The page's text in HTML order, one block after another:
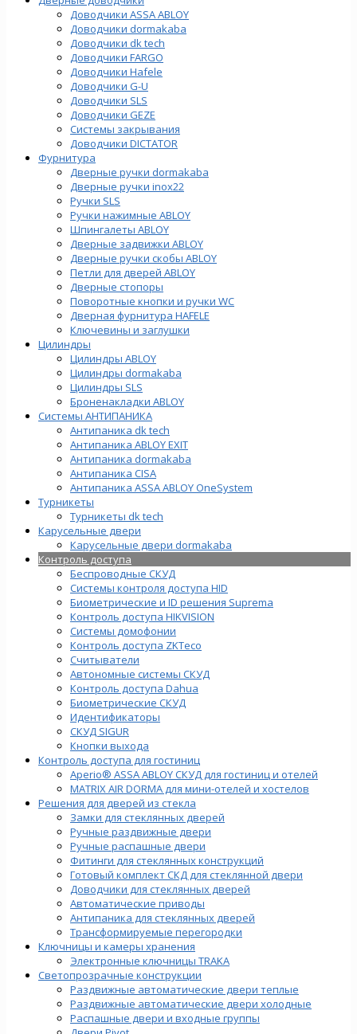
Доводчики ASSA ABLOY
Доводчики dormakaba
Доводчики dk tech
Доводчики FARGO
Доводчики Hafele
Доводчики G-U
Доводчики SLS
Доводчики GEZE
Cистемы закрывания
Доводчики DICTATOR
Фурнитура
Дверные ручки dormakaba
Дверные ручки inox22
Ручки SLS
Ручки нажимные ABLOY
Шпингалеты ABLOY
Дверные задвижки ABLOY
Дверные ручки скобы ABLOY
Петли для дверей ABLOY
Дверные стопоры
Поворотные кнопки и ручки WC
Дверная фурнитура HAFELE
Ключевины и заглушки
Цилиндры
Цилиндры ABLOY
Цилиндры dormakaba
Цилиндры SLS
Броненакладки ABLOY
Системы АНТИПАНИКА
Антипаника dk tech
Антипаника ABLOY EXIT
Антипаника dormakaba
Антипаника СISA
Антипаника ASSA ABLOY OneSystem
Турникеты
Турникеты dk tech
Карусельные двери
Карусельные двери dormakaba
Контроль доступа
Беспроводные СКУД
Системы контроля доступа HID
Биометрические и ID решения Suprema
Контроль доступа HIKVISION
Системы домофонии
Контроль доступа ZKTeco
Считыватели
Автономные системы СКУД
Контроль доступа Dahua
Биометрические СКУД
Идентификаторы
СКУД SIGUR
Кнопки выхода
Контроль доступа для гостиниц
Aperio® ASSA ABLOY СКУД для гостиниц и отелей
MATRIX AIR DORMA для мини-отелей и хостелов
Решения для дверей из стекла
Замки для стеклянных дверей
Ручные раздвижные двери
Ручные распашные двери
Фитинги для стеклянных конструкций
Готовый комплект СКД для стеклянной двери
Доводчики для стеклянных дверей
Автоматические приводы
Антипаника для стеклянных дверей
Трансформируемые перегородки
Ключницы и камеры хранения
Электронные ключницы TRAKA
Светопрозрачные конструкции
Раздвижные автоматические двери теплые
Раздвижные автоматические двери холодные
Распашные двери и входные группы